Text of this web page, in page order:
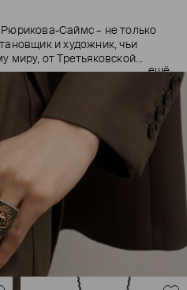
Саймс – не только
и художник, чьи
миру, от Третьяковской
Она вдохновляется
и символами. Причем
кулоны с руками, чье
означает «я тебя люблю» или
здесь и знаки из
пылающих сердец, и
определенное умение и
том, что украшения могут
но оберегом и талисманом.
ещё